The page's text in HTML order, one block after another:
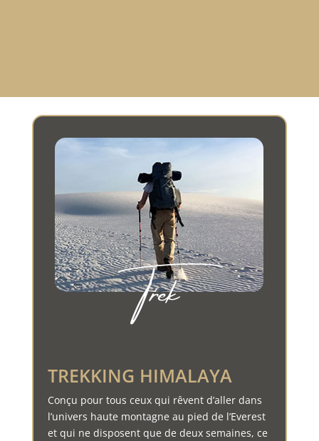
Trek
TREKKING HIMALAYA
Conçu pour tous ceux qui rêvent d’aller dans
l’univers haute montagne au pied de l’Everest
et qui ne disposent que de deux semaines, ce